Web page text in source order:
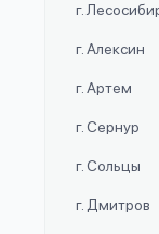
г.
г. Алексин
г. Артем
г. Сернур
г. Сольцы
г. Дмитров